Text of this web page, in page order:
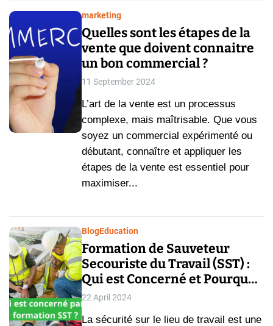
marketing
Quelles sont les étapes de la
vente que doivent connaitre
un bon commercial ?
11 September 2024
L’art de la vente est un processus
complexe, mais maîtrisable. Que vous
soyez un commercial expérimenté ou
débutant, connaître et appliquer les
étapes de la vente est essentiel pour
maximiser...
BlogEducation
Formation de Sauveteur
Secouriste du Travail (SST) :
Qui est Concerné et Pourquoi
Est-ce Essentiel ?
22 April 2024
La sécurité sur le lieu de travail est une